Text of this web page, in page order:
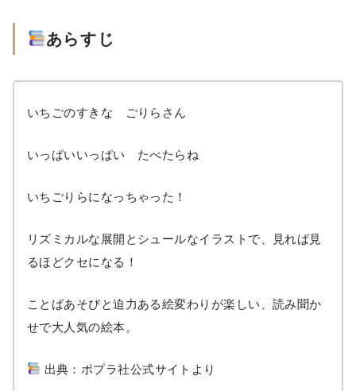
あらすじ
いちごのすきな ごりらさん
いっぱいいっぱい たべたらね
いちごりらになっちゃった！
リズミカルな展開とシュールなイラストで、見れば見
るほどクセになる！
ことばあそびと迫力ある絵変わりが楽しい、読み聞か
せで大人気の絵本。
出典：ポプラ社公式サイトより